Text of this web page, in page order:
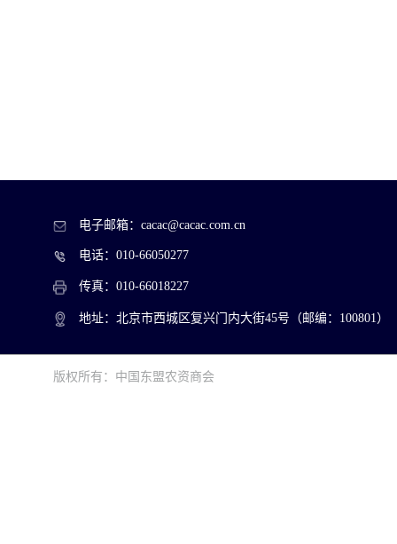
电子邮箱：cacac@cacac.com.cn
电话：010-66050277
传真：010-66018227
地址：北京市西城区复兴门内大街45号（邮编：100801）
版权所有：中国东盟农资商会